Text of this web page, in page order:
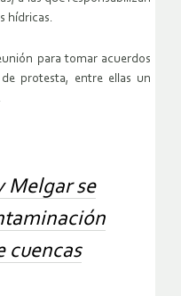
hídricas.
para tomar acuerdos
protesta, entre ellas un
Melgar se
cuencas